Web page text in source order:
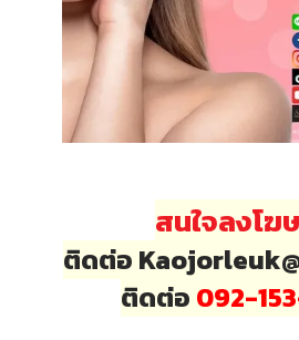
สนใจลงโ
ติดต่อ
ติดต่อ 092-